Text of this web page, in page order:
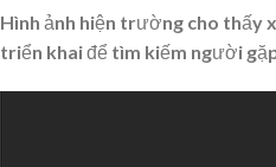
Hình ảnh hiện trường cho thấy
triển khai để tìm kiếm người